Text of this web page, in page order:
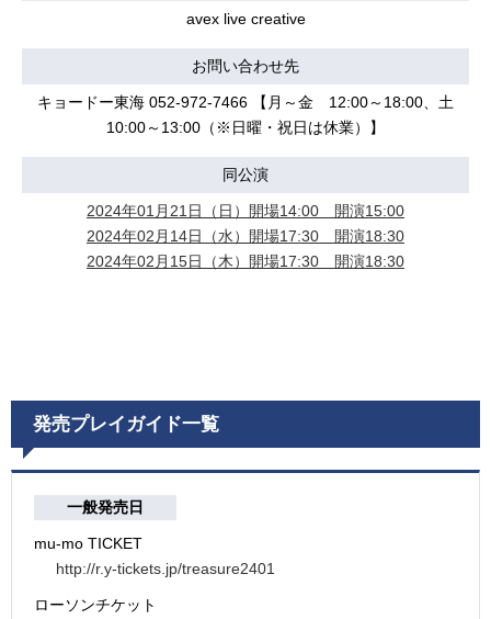
avex live creative
お問い合わせ先
キョードー東海 052-972-7466 【月～金 12:00～18:00、土
10:00～13:00（※日曜・祝日は休業）】
同公演
2024年01月21日（日）開場14:00 開演15:00
2024年02月14日（水）開場17:30 開演18:30
2024年02月15日（木）開場17:30 開演18:30
発売プレイガイド一覧
一般発売日
mu-mo TICKET
http://r.y-tickets.jp/treasure2401
ローソンチケット